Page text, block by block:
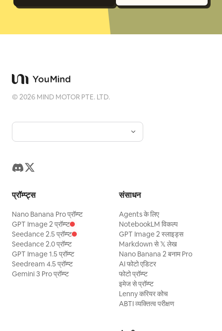
©2026 MIND MOTOR PTE. LTD.
प्रॉम्प्ट्स
Nano Banana Pro प्रॉम्प्ट
GPT Image 2 प्रॉम्प्ट
Seedance 2.5 प्रॉम्प्ट
Seedance 2.0 प्रॉम्प्ट
GPT Image 1.5 प्रॉम्प्ट
Seedream 4.5 प्रॉम्प्ट
Gemini 3 Pro प्रॉम्प्ट
संसाधन
Agents के लिए
NotebookLM विकल्प
GPT Image 2 स्लाइड्स
Markdown से 𝕏 लेख
Nano Banana 2 बनाम Pro
AI फोटो एडिटर
फोटो प्रॉम्प्ट
इमेज से प्रॉम्प्ट
Lenny करियर कोच
ABTI व्यक्तित्व परीक्षण